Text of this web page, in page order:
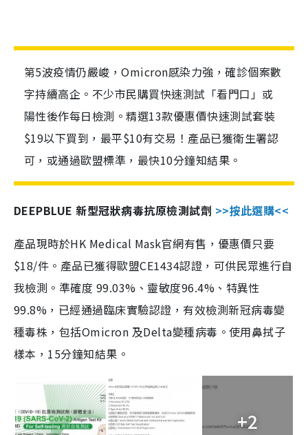
第5波疫情仍嚴峻，Omicron感染力強，確診個案數
字持續高企。不少市民購買快速測試「看門口」或
陽性後作每日檢測。精選13款優惠價快速測試套裝
$19以下買到，最平$10有交易！產品已獲衛生署認
可，或通過歐盟標準，最快10分鐘知結果。
DEEPBLUE 新型冠狀病毒抗原檢測試劑 >>按此選購<<
產品現時於HK Medical Mask官網有售，優惠價只要
$18/件。產品已獲得歐盟CE1434認證，可供民眾進行自
我檢測。準確度 99.03%、靈敏度96.4%、特異性
99.8%，已經通過臨床實驗認證，有效檢測新冠病毒變
種毒株，包括Omicron 及Delta變種病毒。使用鼻拭子
樣本，15分鐘知結果。
+2